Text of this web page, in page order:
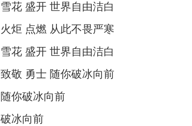
雪花 盛开 世界自由洁白
火炬 点燃 从此不畏严寒
雪花 盛开 世界自由洁白
致敬 勇士 随你破冰向前
随你破冰向前
破冰向前